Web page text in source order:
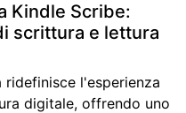
Kindle Scribe:
scrittura e lettura
ridefinisce l'esperienza
digitale, offrendo uno